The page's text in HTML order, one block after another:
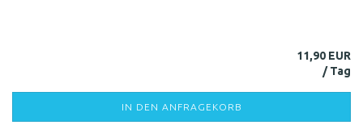
11,90 EUR
IN DEN ANFRAGEKORB